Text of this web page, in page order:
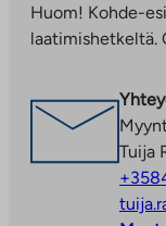
myös
mm. nuorisotilat,
ajomatka
Tapiolan
Linkki
uuteen
Huom! Kohde-
laatimishetkeltä.
Tuija